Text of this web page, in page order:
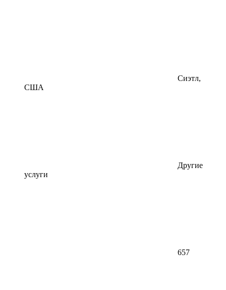
Сиэтл,
США
Другие
услуги
657